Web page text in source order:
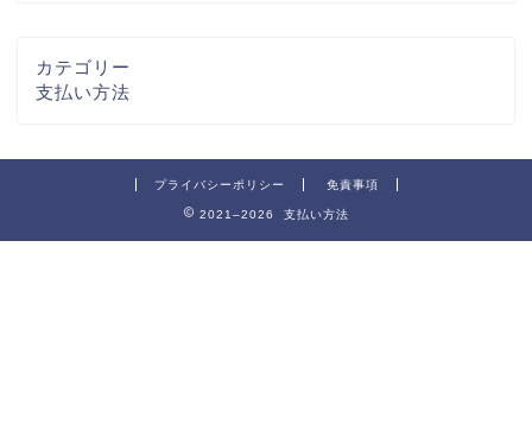
カテゴリー
支払い方法
プライバシーポリシー 免責事項
2021–2026 支払い方法